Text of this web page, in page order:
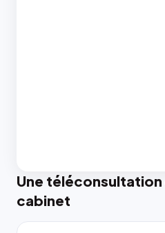
Une téléconsultation
cabinet